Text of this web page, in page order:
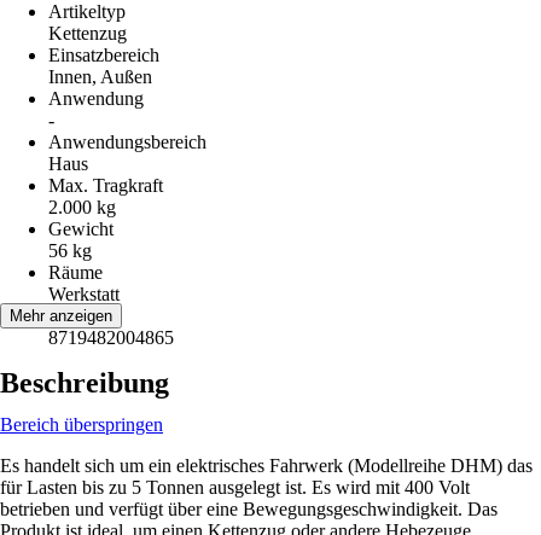
Artikeltyp
Kettenzug
Einsatzbereich
Innen, Außen
Anwendung
-
Anwendungsbereich
Haus
Max. Tragkraft
2.000 kg
Gewicht
56 kg
Räume
Werkstatt
EAN
8719482004865
Mehr anzeigen
Beschreibung
Bereich überspringen
Es handelt sich um ein elektrisches Fahrwerk (Modellreihe DHM) das
für Lasten bis zu 5 Tonnen ausgelegt ist. Es wird mit 400 Volt
betrieben und verfügt über eine Bewegungsgeschwindigkeit. Das
Produkt ist ideal, um einen Kettenzug oder andere Hebezeuge